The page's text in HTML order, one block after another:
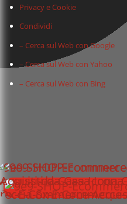
Privacy e Cookie
Condividi
– Cerca sul Web con Google
– Cerca sul Web con Yahoo
– Cerca sul Web con Bing
Area Riservata :